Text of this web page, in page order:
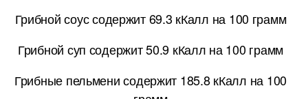
Грибной соус содержит 69.3 кКалл на 100 грамм
Грибной суп содержит 50.9 кКалл на 100 грамм
Грибные пельмени содержит 185.8 кКалл на 100